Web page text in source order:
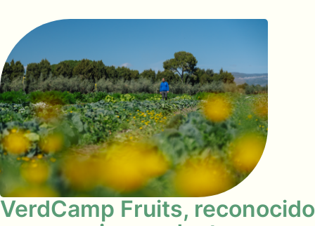
VerdCamp Fruits, reconocido